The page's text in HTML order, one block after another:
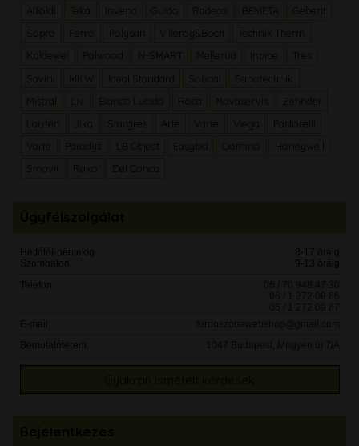
Alföldi
Teka Invena Radeco BEMETA
Geberit
Ferro Villeroy&Boch
Technik Therm
Kaldewei
N-SMART Mellerud Inpipe
Tres
MKW Ideal Standard
Sanotechnik
Mistral
Bianco Lucido Novaservis
Zehnder
Laufen
Stargres Arte Varte Viega
Pastorelli
Varte
LB Object
Honeywell
Smavit
Del Conca
Hétfőtől-péntekig
8-17 óráig
Szombaton
9-13 óráig
Telefon:
06 / 70 948 47 30
06 / 1 272 09 86
06 / 1 272 09 87
E-mail:
furdoszobawebshop@gmail.com
Bemutatóterem:
1047 Budapest, Megyeri út 7/A